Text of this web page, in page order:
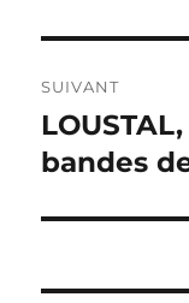
SUIVANT
Publication
suivante :
bandes